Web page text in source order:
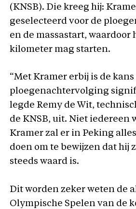
(KNSB). Die kreeg hij:
geselecteerd voor de
en de massastart, waardoor
kilometer mag starten.
“Met Kramer erbij is de
ploegenachtervolging
legde Remy de Wit,
de KNSB, uit. Niet iedereen
Kramer zal er in Peking
doen om te bewijzen dat hij
steeds waard is.
Dit worden zeker weten de
Olympische Spelen van de